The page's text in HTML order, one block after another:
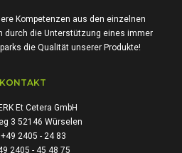
Kompetenzen aus den einzelnen
durch die Unterstützung eines immer
die Qualität unserer Produkte!
KONTAKT
Et Cetera GmbH
3 52146 Würselen
2405 - 24 83
2405 - 45 48 75